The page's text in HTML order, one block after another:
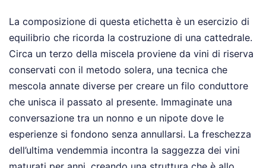
La composizione di questa etichetta è un esercizio di
equilibrio che ricorda la costruzione di una cattedrale.
Circa un terzo della miscela proviene da vini di riserva
conservati con il metodo solera, una tecnica che
mescola annate diverse per creare un filo conduttore
che unisca il passato al presente. Immaginate una
conversazione tra un nonno e un nipote dove le
esperienze si fondono senza annullarsi. La freschezza
dell’ultima vendemmia incontra la saggezza dei vini